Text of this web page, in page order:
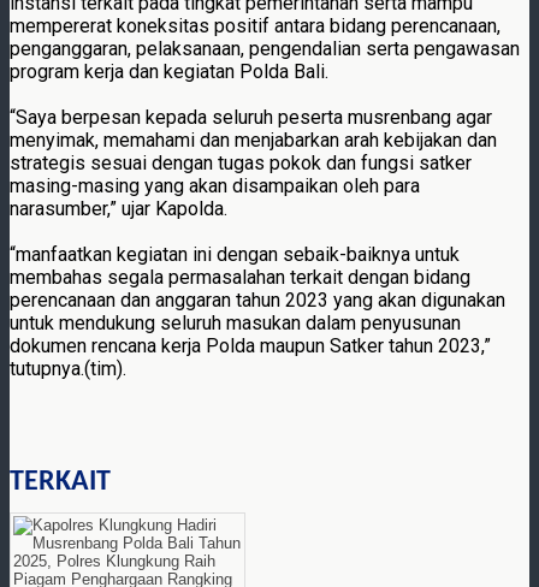
mempererat koneksitas positif antara bidang perencanaan,
penganggaran, pelaksanaan, pengendalian serta pengawasan
program kerja dan kegiatan Polda Bali.
“Saya berpesan kepada seluruh peserta musrenbang agar
menyimak, memahami dan menjabarkan arah kebijakan dan
strategis sesuai dengan tugas pokok dan fungsi satker
masing-masing yang akan disampaikan oleh para
narasumber,” ujar Kapolda.
“manfaatkan kegiatan ini dengan sebaik-baiknya untuk
membahas segala permasalahan terkait dengan bidang
perencanaan dan anggaran tahun 2023 yang akan digunakan
untuk mendukung seluruh masukan dalam penyusunan
dokumen rencana kerja Polda maupun Satker tahun 2023,”
tutupnya.(tim).
TERKAIT